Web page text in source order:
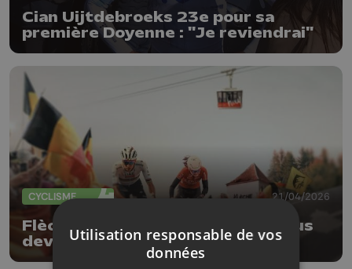
Cian Uijtdebroeks 23e pour sa
première Doyenne : "Je reviendrai"
CYCLISME 21/04/2026
Flèche Wallonne 2026: ce que vous
devez savoir
Utilisation responsable de vos
données